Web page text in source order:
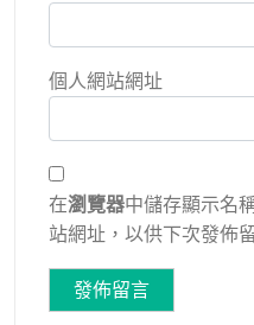
個人網站網址
在瀏覽器中儲存顯示名
站網址，以供下次發佈